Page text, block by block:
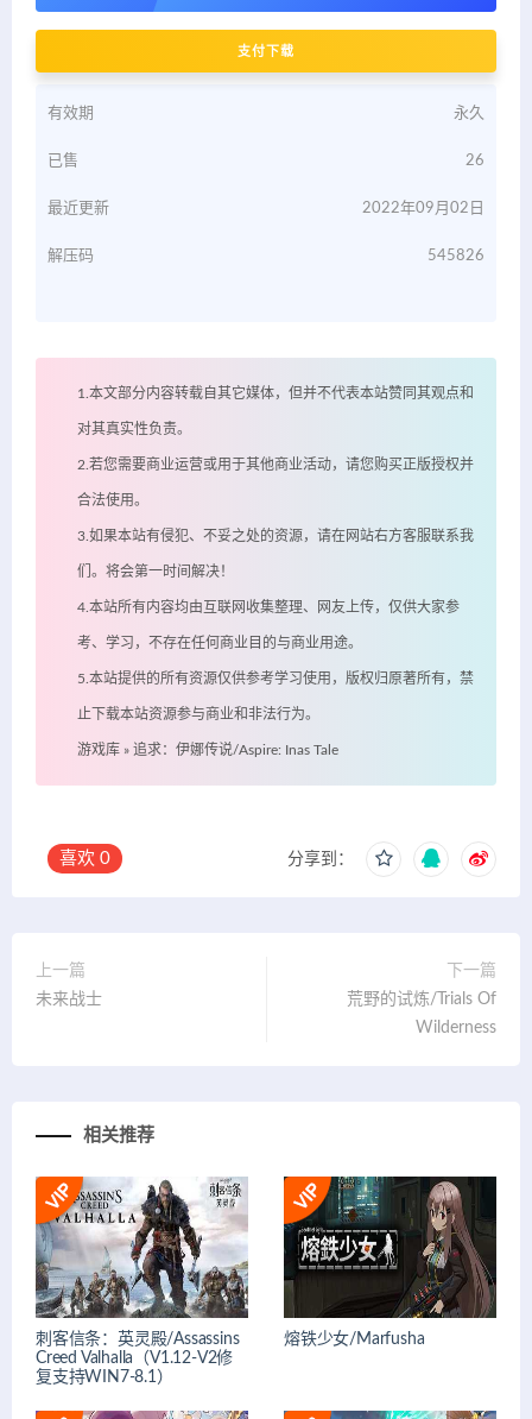
支付下载
有效期 永久
已售 26
最近更新 2022年09月02日
解压码 545826
1.本文部分内容转载自其它媒体，但并不代表本站赞同其观点和
对其真实性负责。
2.若您需要商业运营或用于其他商业活动，请您购买正版授权并
合法使用。
3.如果本站有侵犯、不妥之处的资源，请在网站右方客服联系我
们。将会第一时间解决！
4.本站所有内容均由互联网收集整理、网友上传，仅供大家参
考、学习，不存在任何商业目的与商业用途。
5.本站提供的所有资源仅供参考学习使用，版权归原著所有，禁
止下载本站资源参与商业和非法行为。
游戏库 » 追求：伊娜传说/Aspire: Inas Tale
喜欢 0 分享到：
上一篇
未来战士
下一篇
荒野的试炼/Trials Of
Wilderness
相关推荐
刺客信条：英灵殿/Assassins
Creed Valhalla（V1.12-V2修
复支持WIN7-8.1）​
熔铁少女/Marfusha